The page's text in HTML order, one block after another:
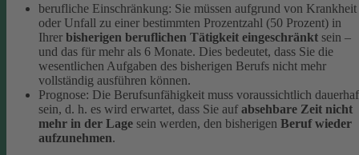
berufliche Einschränkung: Sie müssen aufgrund von Krankheit
oder Unfall zu einer bestimmten Prozentzahl (50 Prozent) in
Ihrer bisherigen beruflichen Tätigkeit eingeschränkt sein –
und das für mehr als 6 Monate. Dies bedeutet, dass Sie die
wesentlichen Aufgaben des bisherigen Berufs nicht mehr
vollständig ausführen können.
Prognose: Die Berufsunfähigkeit muss voraussichtlich
sein, d. h. es wird erwartet, dass Sie auf absehbare Zeit nicht
mehr in der Lage sein werden, den bisherigen Beruf wieder
aufzunehmen.